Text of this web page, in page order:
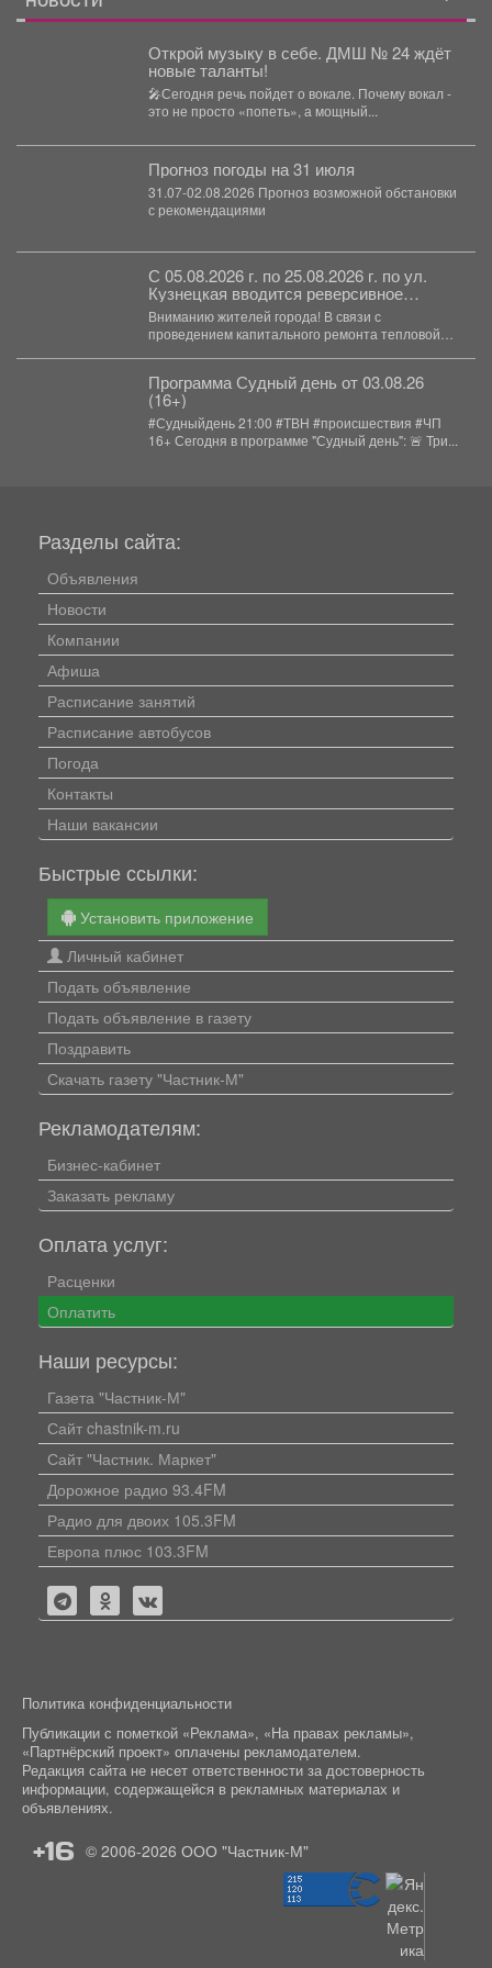
Открой музыку в себе. ДМШ № 24 ждёт
новые таланты!
🎤Сегодня речь пойдет о вокале. Почему вокал -
это не просто «попеть», а мощный...
Прогноз погоды на 31 июля
31.07-02.08.2026 Прогноз возможной обстановки
с рекомендациями
С 05.08.2026 г. по 25.08.2026 г. по ул.
Кузнецкая вводится реверсивное
движения для автотранспорта.
Вниманию жителей города! В связи с
проведением капитального ремонта тепловой
Программа Судный день от 03.08.26
(16+)
#Судныйдень 21:00 #ТВН #происшествия #ЧП
16+ Сегодня в программе "Судный день": 🚨 Три...
Разделы сайта:
Объявления
Новости
Компании
Афиша
Расписание занятий
Расписание автобусов
Погода
Контакты
Наши вакансии
Быстрые ссылки:
Установить приложение
Личный кабинет
Подать объявление
Подать объявление в газету
Поздравить
Скачать газету "Частник-М"
Рекламодателям:
Бизнес-кабинет
Заказать рекламу
Оплата услуг:
Расценки
Оплатить
Наши ресурсы:
Газета "Частник-М"
Сайт chastnik-m.ru
Сайт "Частник. Маркет"
Дорожное радио 93.4FM
Радио для двоих 105.3FM
Европа плюс 103.3FM
Политика конфиденциальности
Публикации с пометкой «Реклама», «На правах рекламы»,
«Партнёрский проект» оплачены рекламодателем.
Редакция сайта не несет ответственности за достоверность
информации, содержащейся в рекламных материалах и
объявлениях.
+16 © 2006-2026 ООО "Частник-М"